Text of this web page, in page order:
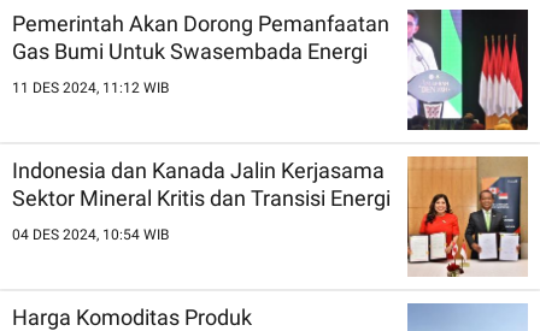
Pemerintah Akan Dorong Pemanfaatan
Gas Bumi Untuk Swasembada Energi
11 DES 2024, 11:12 WIB
Indonesia dan Kanada Jalin Kerjasama
Sektor Mineral Kritis dan Transisi Energi
04 DES 2024, 10:54 WIB
Harga Komoditas Produk